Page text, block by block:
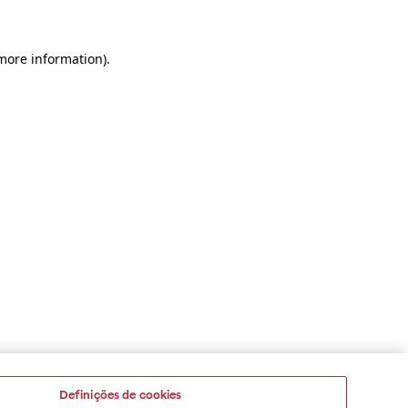
information).
Definições de cookies